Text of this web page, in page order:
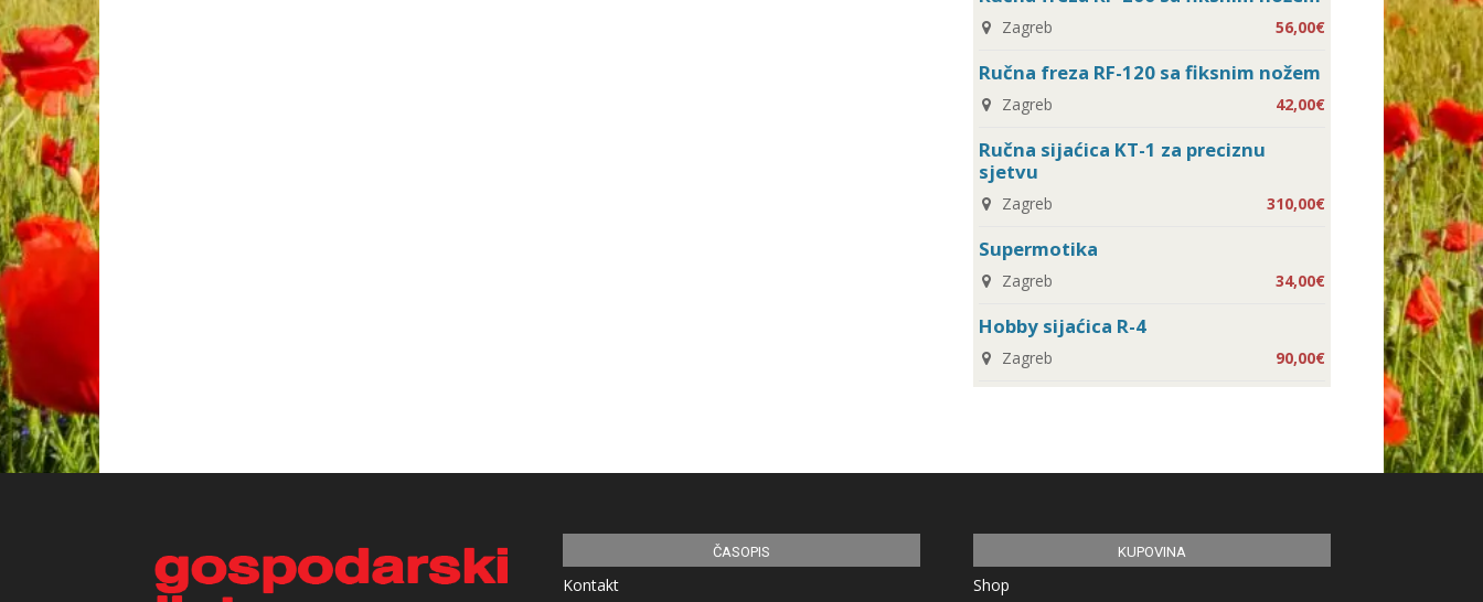
Zagreb 56,00€
Ručna freza RF-120 sa fiksnim nožem
Zagreb 42,00€
Ručna sijaćica KT-1 za preciznu
sjetvu
Zagreb 310,00€
Supermotika
Zagreb 34,00€
Hobby sijaćica R-4
Zagreb 90,00€
ČASOPIS
Kontakt
KUPOVINA
Shop